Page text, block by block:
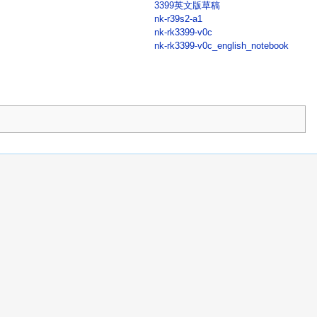
3399英文版草稿
nk-r39s2-a1
nk-rk3399-v0c
nk-rk3399-v0c_english_notebook